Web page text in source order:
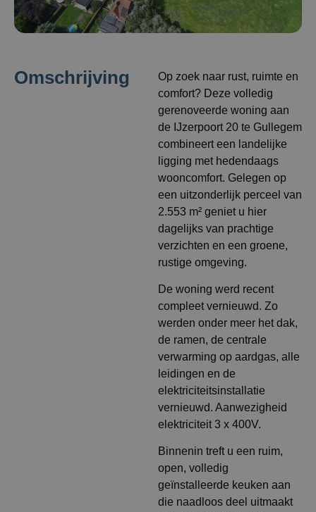
Omschrijving
Op zoek naar rust, ruimte en
comfort? Deze volledig
gerenoveerde woning aan
de IJzerpoort 20 te Gullegem
combineert een landelijke
ligging met hedendaags
wooncomfort. Gelegen op
een uitzonderlijk perceel van
2.553 m² geniet u hier
dagelijks van prachtige
verzichten en een groene,
rustige omgeving.
De woning werd recent
compleet vernieuwd. Zo
werden onder meer het dak,
de ramen, de centrale
verwarming op aardgas, alle
leidingen en de
elektriciteitsinstallatie
vernieuwd. Aanwezigheid
elektriciteit 3 x 400V.
Binnenin treft u een ruim,
open, volledig
geïnstalleerde keuken aan
die naadloos deel uitmaakt